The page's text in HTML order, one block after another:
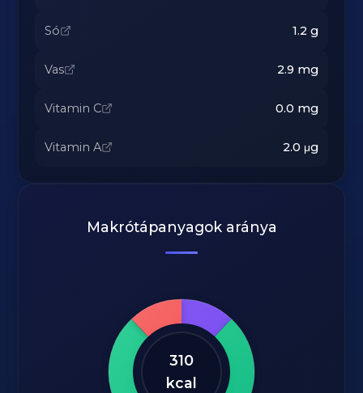
Só 1.2 g
Vas 2.9 mg
Vitamin C 0.0 mg
Vitamin A 2.0 μg
Makrótápanyagok aránya
310
kcal